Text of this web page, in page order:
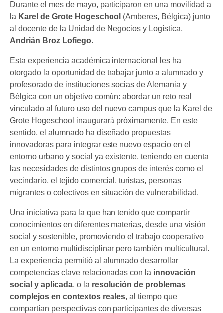
Durante el mes de mayo, participaron en una movilidad a
la Karel de Grote Hogeschool (Amberes, Bélgica) junto
al docente de la Unidad de Negocios y Logística,
Andrián Broz Lofiego.
Esta experiencia académica internacional les ha
otorgado la oportunidad de trabajar junto a alumnado y
profesorado de instituciones socias de Alemania y
Bélgica con un objetivo común: abordar un reto real
vinculado al futuro uso del nuevo campus que la Karel de
Grote Hogeschool inaugurará próximamente. En este
sentido, el alumnado ha diseñado propuestas
innovadoras para integrar este nuevo espacio en el
entorno urbano y social ya existente, teniendo en cuenta
las necesidades de distintos grupos de interés como el
vecindario, el tejido comercial, turistas, personas
migrantes o colectivos en situación de vulnerabilidad.
Una iniciativa para la que han tenido que compartir
conocimientos en diferentes materias, desde una visión
social y sostenible, promoviendo el trabajo cooperativo
en un entorno multidisciplinar pero también multicultural.
La experiencia permitió al alumnado desarrollar
competencias clave relacionadas con la innovación
social y aplicada, o la resolución de problemas
complejos en contextos reales, al tiempo que
compartían perspectivas con participantes de diversas